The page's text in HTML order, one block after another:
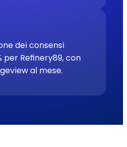
dei consensi
per Refinery89, con
al mese.